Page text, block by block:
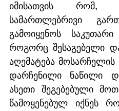
იმისათვის რომ,
სამართლებრივი
გამოიყენოს
როგორც შესაგებელი
აღემატება
დარჩენილი ნაწილი
ასეთი შეგებებული
წამოყენებულ იქნეს